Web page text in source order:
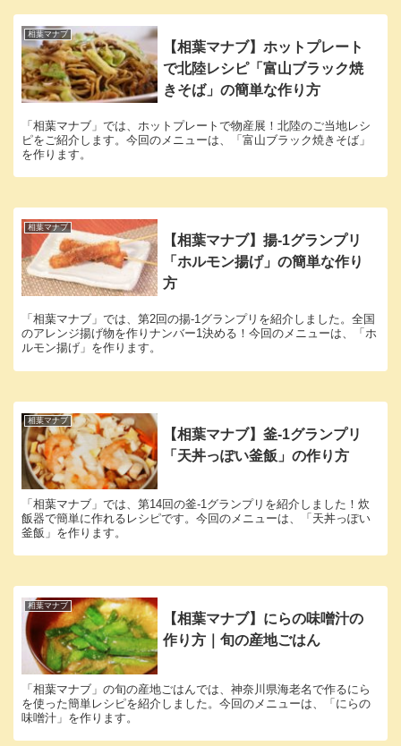
相葉マナブ
【相葉マナブ】ホットプレート
で北陸レシピ「富山ブラック焼
きそば」の簡単な作り方
「相葉マナブ」では、ホットプレートで物産展！北陸のご当地レシ
ピをご紹介します。今回のメニューは、「富山ブラック焼きそば」
を作ります。
相葉マナブ
【相葉マナブ】揚-1グランプリ
「ホルモン揚げ」の簡単な作り
方
「相葉マナブ」では、第2回の揚-1グランプリを紹介しました。全国
のアレンジ揚げ物を作りナンバー1決める！今回のメニューは、「ホ
ルモン揚げ」を作ります。
相葉マナブ
【相葉マナブ】釜-1グランプリ
「天丼っぽい釜飯」の作り方
「相葉マナブ」では、第14回の釜-1グランプリを紹介しました！炊
飯器で簡単に作れるレシピです。今回のメニューは、「天丼っぽい
釜飯」を作ります。
相葉マナブ
【相葉マナブ】にらの味噌汁の
作り方｜旬の産地ごはん
「相葉マナブ」の旬の産地ごはんでは、神奈川県海老名で作るにら
を使った簡単レシピを紹介しました。今回のメニューは、「にらの
味噌汁」を作ります。